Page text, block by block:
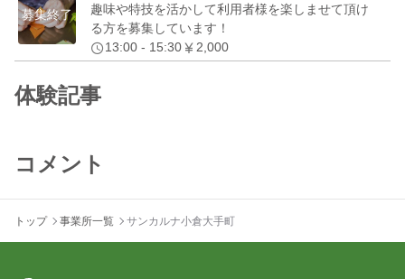
募集終了
趣味や特技を活かして利用者様を楽しませて頂け
る方を募集しています！
13:00 - 15:30
2,000
体験記事
コメント
トップ 事業所一覧 サンカルナ小倉大手町